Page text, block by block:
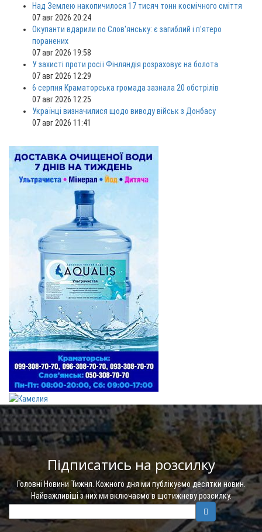
Над Землею накопичилося 17 тисяч тонн космічного сміття
07 авг 2026 20:24
Окупанти вдарили по Слов'янську: є загиблий і п'ятеро
поранених
07 авг 2026 19:58
У захисті проти росії Фінляндія розраховує на болота
07 авг 2026 12:29
6 серпня Краматорська громада зазнала 20 обстрілів
07 авг 2026 12:25
Українці визначилися щодо виводу військ з Донбасу
07 авг 2026 11:41
Підписатись на розсилку
Головні Новини Тижня. Кожного дня ми публікуємо десятки новин.
Найважливіші з них ми включаємо в щотижневу розсилку.